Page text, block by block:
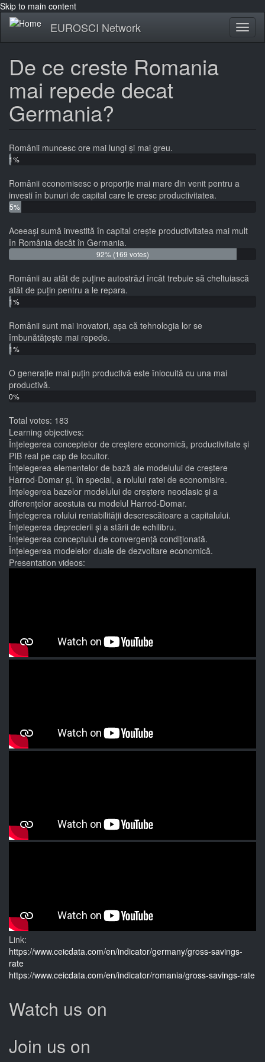
Skip to main content
EUROSCI Network
De ce creste Romania
mai repede decat
Germania?
Românii muncesc ore mai lungi și mai greu.
1%
vote)
Românii economisesc o proporție mai mare din venit pentru a
investi în bunuri de capital care le cresc productivitatea.
5%
votes)
Aceeași sumă investită în capital crește productivitatea mai mult
în România decât în Germania.
92% (169 votes)
Românii au atât de puține autostrăzi încât trebuie să cheltuiască
atât de puțin pentru a le repara.
1%
votes)
Românii sunt mai inovatori, așa că tehnologia lor se
îmbunătățește mai repede.
1%
votes)
O generație mai puțin productivă este înlocuită cu una mai
productivă.
0%
votes)
Total votes: 183
Learning objectives:
Înțelegerea conceptelor de creștere economică, productivitate și
PIB real pe cap de locuitor.
Înțelegerea elementelor de bază ale modelului de creștere
Harrod-Domar și, în special, a rolului ratei de economisire.
Înțelegerea bazelor modelului de creștere neoclasic și a
diferențelor acestuia cu modelul Harrod-Domar.
Înțelegerea rolului rentabilității descrescătoare a capitalului.
Înțelegerea deprecierii și a stării de echilibru.
Înțelegerea conceptului de convergență condiționată.
Înțelegerea modelelor duale de dezvoltare economică.
Presentation videos:
Link:
https://www.ceicdata.com/en/indicator/germany/gross-savings-
rate
https://www.ceicdata.com/en/indicator/romania/gross-savings-rate
Watch us on
Join us on